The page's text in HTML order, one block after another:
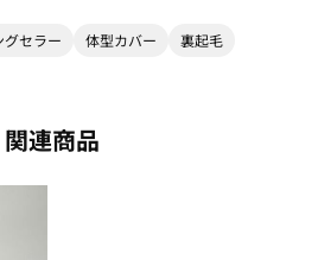
グセラー 体型カバー 裏起毛
関連商品